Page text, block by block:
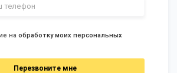
на обработку моих персональных
Перезвоните мне